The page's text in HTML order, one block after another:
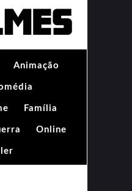
Animação
Família
Online